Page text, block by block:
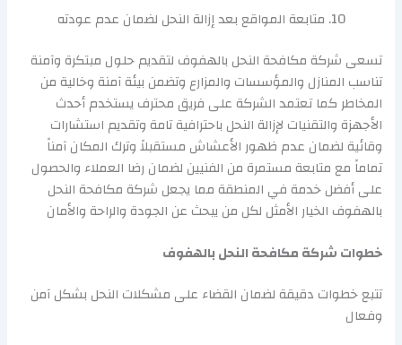
متابعة المواقع بعد إزالة النحل لضمان عدم عودته
تسعى شركة مكافحة النحل بالهفوف لتقديم حلول مبتكرة وآمنة
تناسب المنازل والمؤسسات والمزارع وتضمن بيئة آمنة وخالية من
المخاطر كما تعتمد الشركة على فريق محترف يستخدم أحدث
الأجهزة والتقنيات لإزالة النحل باحترافية تامة وتقديم استشارات
وقائية لضمان عدم ظهور الأعشاش مستقبلاً وترك المكان آمناً
تماماً مع متابعة مستمرة من الفنيين لضمان رضا العملاء والحصول
على أفضل خدمة في المنطقة مما يجعل شركة مكافحة النحل
بالهفوف الخيار الأمثل لكل من يبحث عن الجودة والراحة والأمان
خطوات شركة مكافحة النحل بالهفوف
تتبع خطوات دقيقة لضمان القضاء على مشكلات النحل بشكل آمن
وفعال